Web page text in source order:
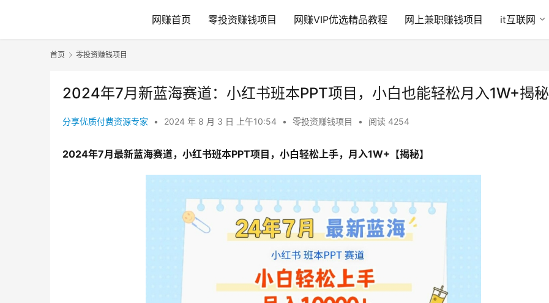
网赚首页 零投资赚钱项目 网赚VIP优选精品教程 网上兼职赚钱项目 it互联网
首页 零投资赚钱项目
2024年7月新蓝海赛道：小红书班本PPT项目，小白也能轻松月入1W+揭秘
分享优质付费资源专家 • 2024 年 8 月 3 日 上午10:54 • 零投资赚钱项目 • 阅读 4254
2024年7月最新蓝海赛道，小红书班本PPT项目，小白轻松上手，月入1W+【揭秘】